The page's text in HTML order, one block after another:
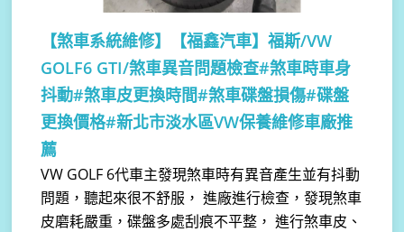
【煞車系統維修】
【福鑫汽車】福斯/VW
GOLF6 GTI/煞車異音問題檢查#煞車時車身
抖動#煞車皮更換時間#煞車碟盤損傷#碟盤
更換價格#新北市淡水區VW保養維修車廠推
薦
VW GOLF 6代車主發現煞車時有異音產生並有抖動
問題，聽起來很不舒服， 進廠進行檢查，發現煞車
皮磨耗嚴重，碟盤多處刮痕不平整， 進行煞車皮、